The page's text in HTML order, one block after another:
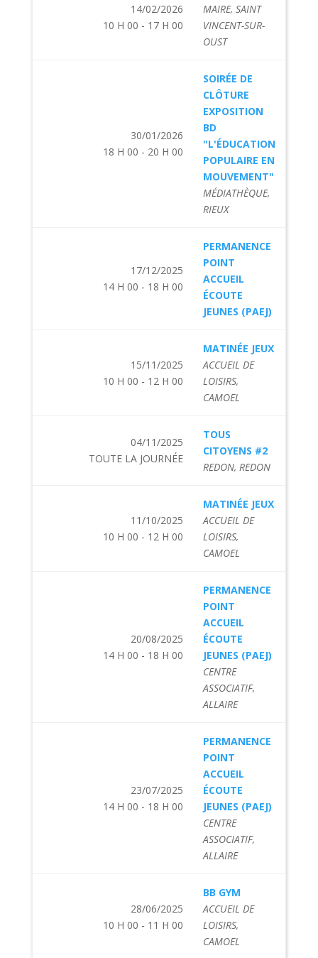
14/02/2026
10 H 00 - 17 H 00
MAIRE, SAINT
VINCENT-SUR-
OUST
30/01/2026
18 H 00 - 20 H 00
SOIRÉE DE
CLÔTURE
EXPOSITION
BD
"L'ÉDUCATION
POPULAIRE EN
MOUVEMENT"
MÉDIATHÈQUE,
RIEUX
17/12/2025
14 H 00 - 18 H 00
PERMANENCE
POINT
ACCUEIL
ÉCOUTE
JEUNES (PAEJ)
15/11/2025
10 H 00 - 12 H 00
MATINÉE JEUX
ACCUEIL DE
LOISIRS,
CAMOEL
04/11/2025
TOUTE LA JOURNÉE
TOUS
CITOYENS #2
REDON, REDON
11/10/2025
10 H 00 - 12 H 00
MATINÉE JEUX
ACCUEIL DE
LOISIRS,
CAMOEL
20/08/2025
14 H 00 - 18 H 00
PERMANENCE
POINT
ACCUEIL
ÉCOUTE
JEUNES (PAEJ)
CENTRE
ASSOCIATIF,
ALLAIRE
23/07/2025
14 H 00 - 18 H 00
PERMANENCE
POINT
ACCUEIL
ÉCOUTE
JEUNES (PAEJ)
CENTRE
ASSOCIATIF,
ALLAIRE
28/06/2025
10 H 00 - 11 H 00
BB GYM
ACCUEIL DE
LOISIRS,
CAMOEL